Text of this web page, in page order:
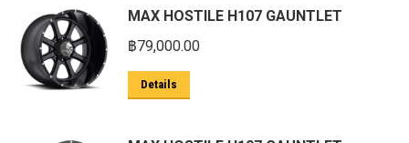
MAX HOSTILE H107 GAUNTLET
฿79,000.00
Details